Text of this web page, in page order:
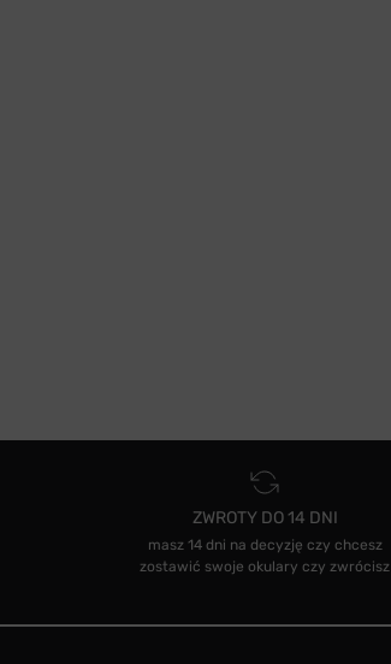
ZWROTY DO 14 DNI
masz 14 dni na decyzję czy chcesz
zostawić swoje okulary czy zwrócisz